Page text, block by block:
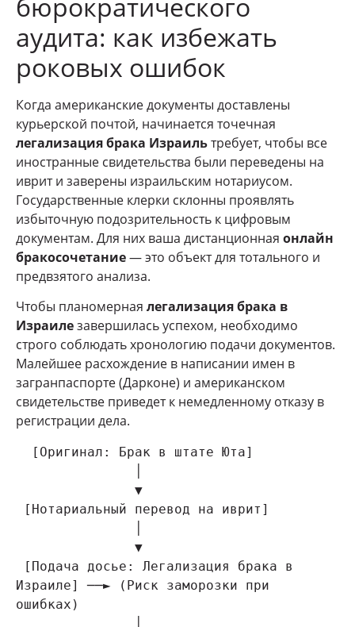
аудита: как избежать
роковых ошибок
Когда американские документы доставлены
курьерской почтой, начинается точечная
легализация брака Израильтребует, чтобы все
иностранные свидетельства были переведены на
иврит и заверены израильским нотариусом.
Государственные клерки склонны проявлять
избыточную подозрительность к цифровым
документам. Для них ваша дистанционная онлайн
бракосочетание— это объект для тотального и
предвзятого анализа.
Чтобы планомерная легализация брака в
Израилезавершилась успехом, необходимо
строго соблюдать хронологию подачи документов.
Малейшее расхождение в написании имен в
загранпаспорте (Дарконе) и американском
свидетельстве приведет к немедленному отказу в
регистрации дела.
Израиле] ──► (Риск заморозки при
ошибках)